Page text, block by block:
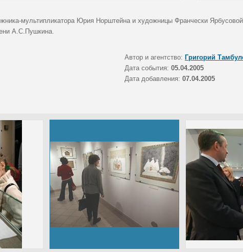
мультипликатора Юрия Норштейна и художницы Франчески Ярбусовой
А.С.Пушкина.
Автор и агентство: Григорий
Дата события: 05.04.2005
Дата добавления: 07.04.2005